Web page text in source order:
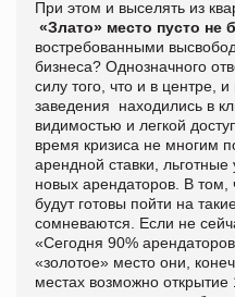
При этом и выселять из
«Злато» место пусто не
востребованными
бизнеса? Однозначного
силу того, что и в центре,
заведения находились в
видимостью и легкой
время кризиса не многим
арендной ставки, льготные
новых арендаторов. В том,
будут готовы пойти на
сомневаются. Если не
«Сегодня 90%
«золотое» место они,
местах возможно открытие